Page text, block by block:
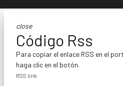
close
Código Rss
Para copiar el enlace RSS en el
haga clic en el botón.
RSS link